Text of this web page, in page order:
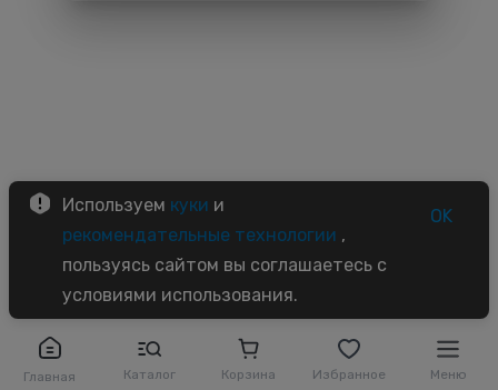
Главная Каталог Корзина Избранное Меню
Используем куки и
рекомендательные технологии ,
пользуясь сайтом вы соглашаетесь с
условиями использования.
OK